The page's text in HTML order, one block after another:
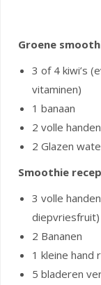
Groene
3 of 4 kiwi’s
vitaminen)
1 banaan
2 volle
2 Glazen
Smoothie
3 volle
diepvriesfruit)
2 Bananen
1 kleine hand
5 bladeren